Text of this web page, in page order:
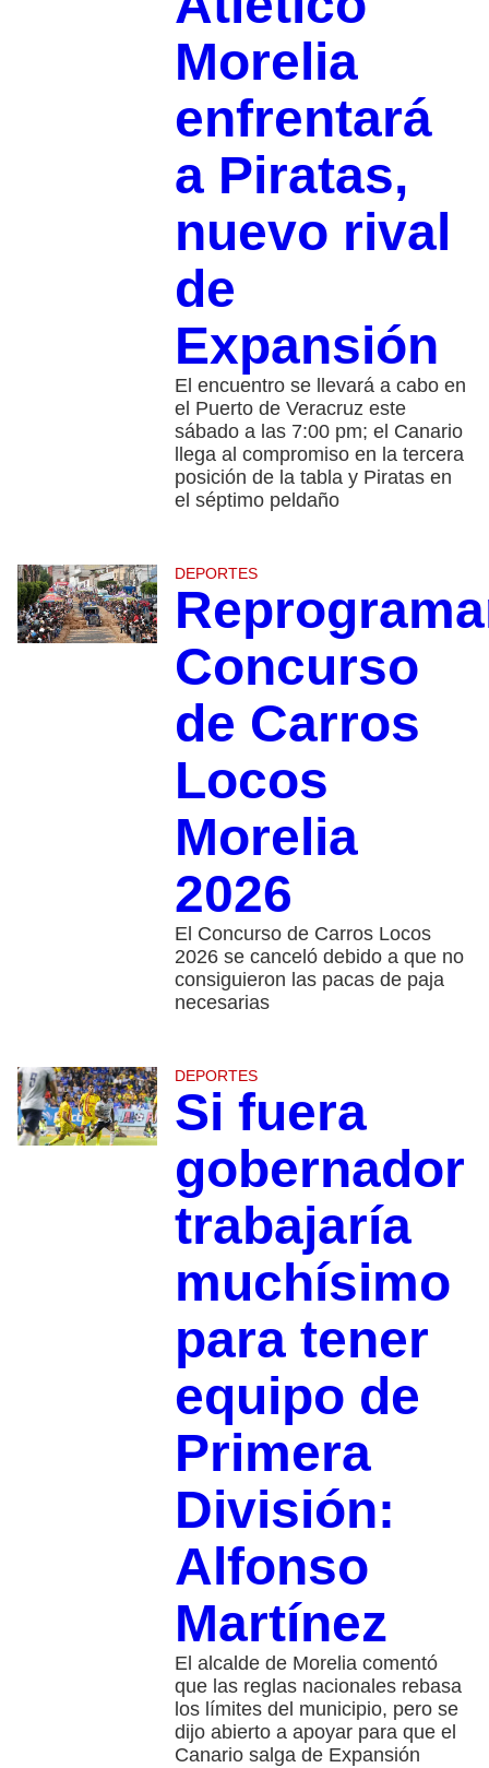
Morelia
enfrentará
a Piratas,
nuevo rival
de
Expansión
El encuentro se llevará a cabo en
el Puerto de Veracruz este
sábado a las 7:00 pm; el Canario
llega al compromiso en la tercera
posición de la tabla y Piratas en
el séptimo peldaño
DEPORTES
Concurso
de Carros
Locos
Morelia
2026
El Concurso de Carros Locos
2026 se canceló debido a que no
consiguieron las pacas de paja
necesarias
DEPORTES
Si fuera
gobernador
trabajaría
muchísimo
para tener
equipo de
Primera
División:
Alfonso
Martínez
El alcalde de Morelia comentó
que las reglas nacionales rebasa
los límites del municipio, pero se
dijo abierto a apoyar para que el
Canario salga de Expansión